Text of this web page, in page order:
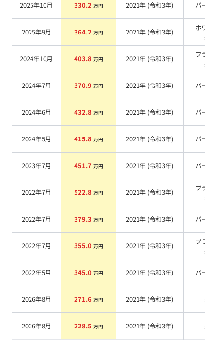
2025年10月 330.2 万円 2021年 (令和3年) パール
2025年9月 364.2 万円 2021年 (令和3年)
ホワイ
系
2024年10月 403.8 万円 2021年 (令和3年)
ブラッ
系
2024年7月 370.9 万円 2021年 (令和3年) パール
2024年6月 432.8 万円 2021年 (令和3年) パール
2024年5月 415.8 万円 2021年 (令和3年) パール
2023年7月 451.7 万円 2021年 (令和3年) パール
2022年7月 522.8 万円 2021年 (令和3年)
ブラッ
系
2022年7月 379.3 万円 2021年 (令和3年) パール
2022年7月 355.0 万円 2021年 (令和3年)
ブラッ
系
2022年5月 345.0 万円 2021年 (令和3年) パール
2026年8月 271.6 万円 2021年 (令和3年) 系
2026年8月 228.5 万円 2021年 (令和3年) 系